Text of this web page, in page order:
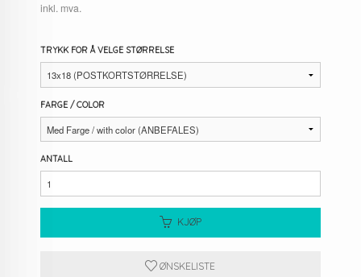
inkl. mva.
TRYKK FOR Å VELGE STØRRELSE
FARGE / COLOR
ANTALL
KJØP
ØNSKELISTE